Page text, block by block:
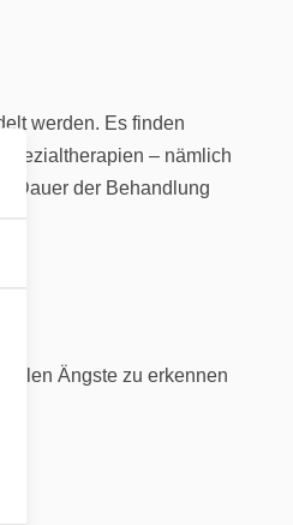
werden. Es finden
– nämlich
Dauer der Behandlung
Ängste zu erkennen